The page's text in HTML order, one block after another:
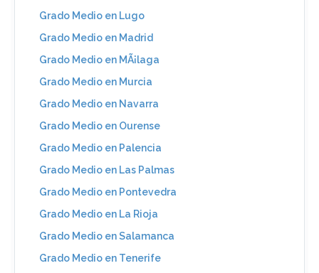
Grado Medio en Lugo
Grado Medio en Madrid
Grado Medio en MÃ¡laga
Grado Medio en Murcia
Grado Medio en Navarra
Grado Medio en Ourense
Grado Medio en Palencia
Grado Medio en Las Palmas
Grado Medio en Pontevedra
Grado Medio en La Rioja
Grado Medio en Salamanca
Grado Medio en Tenerife